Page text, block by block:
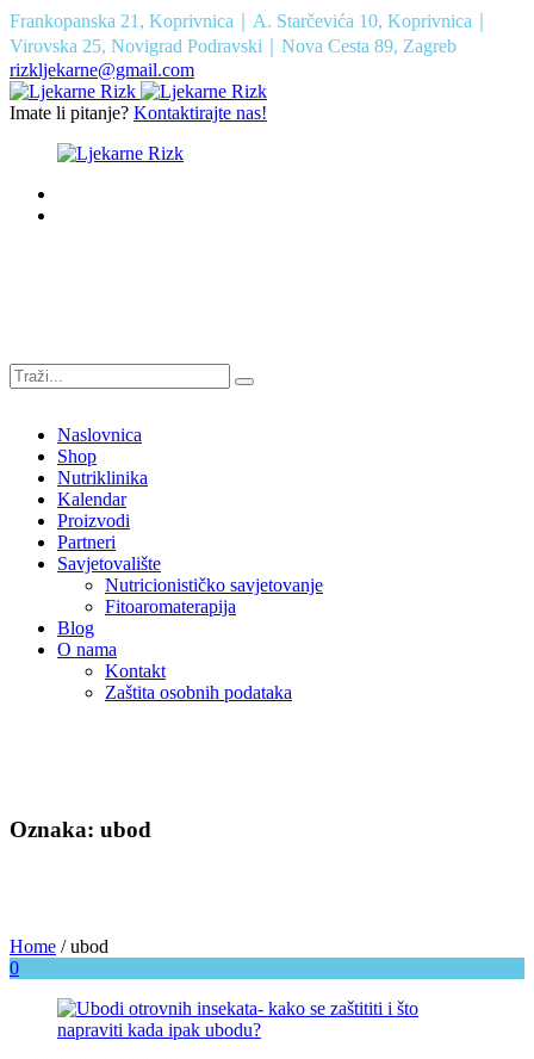
Frankopanska 21, Koprivnica｜A. Starčevića 10, Koprivnica｜
Virovska 25, Novigrad Podravski｜Nova Cesta 89, Zagreb
rizkljekarne@gmail.com
Imate li pitanje? Kontaktirajte nas!
Naslovnica
Shop
Nutriklinika
Kalendar
Proizvodi
Partneri
Savjetovalište
Nutricionističko savjetovanje
Fitoaromaterapija
Blog
O nama
Kontakt
Zaštita osobnih podataka
Oznaka: ubod
Home /ubod
0